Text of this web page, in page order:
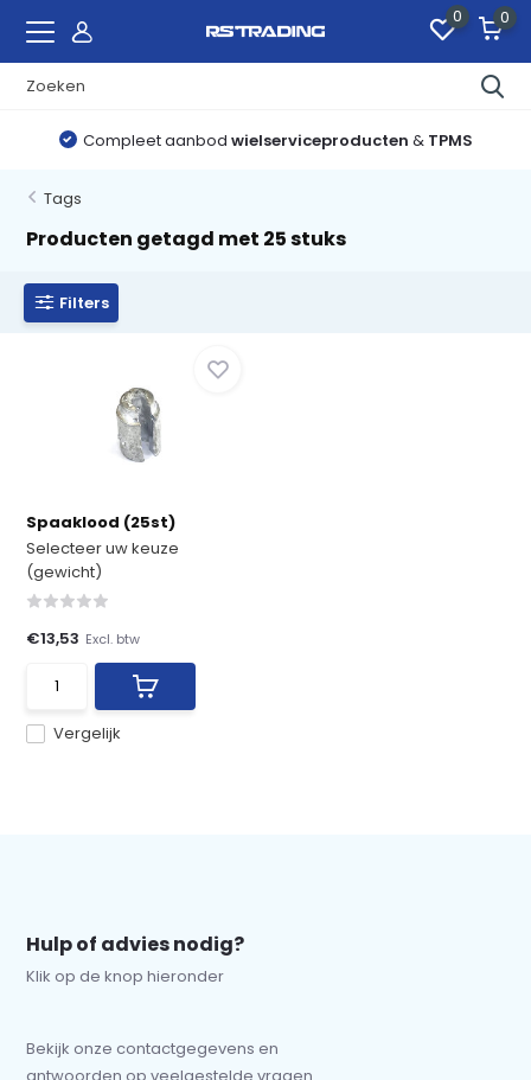
0 0
Compleet aanbod wielserviceproducten & TPMS
Tags
Producten getagd met 25 stuks
Filters
Spaaklood (25st)
Selecteer uw keuze
(gewicht)
Vergelijk
€13,53 Excl. btw
Hulp of advies nodig?
Klik op de knop hieronder
Bekijk onze contactgegevens en